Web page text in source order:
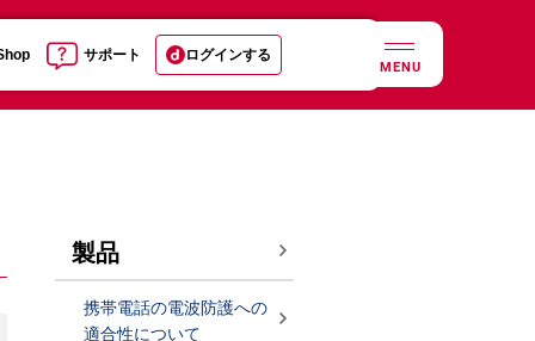
サポート ログインする
MENU
製品
携帯電話の電波防護への
適合性について